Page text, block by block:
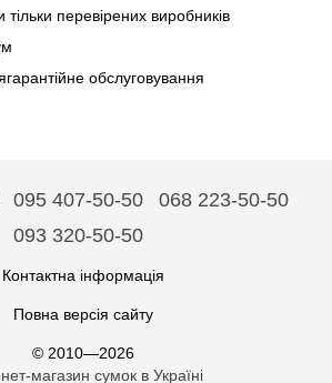
перевірених виробників
обслуговування
095 407-50-50
068 223-50-50
093 320-50-50
Контактна інформація
Повна версія сайту
© 2010—2026
магазин сумок в Україні